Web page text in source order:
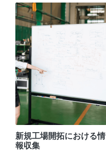
新規工場開拓における情
報収集